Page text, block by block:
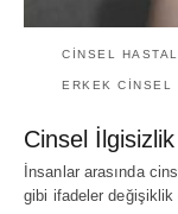
CINSEL
ERKEK CINSEL
Cinsel
İnsanlar arasında
gibi ifadeler